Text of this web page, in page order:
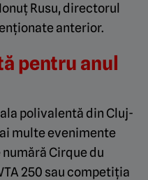
Rusu, directorul
anterior.
pentru anul
polivalentă din Cluj-
multe evenimente
Cirque du
250 sau competiția